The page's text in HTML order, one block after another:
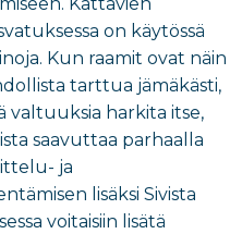
on käytössä
Kun raamit ovat näin
tarttua jämäkästi,
valtuuksia harkita itse,
saavuttaa parhaalla
ja
lisäksi Sivista
voitaisiin lisätä